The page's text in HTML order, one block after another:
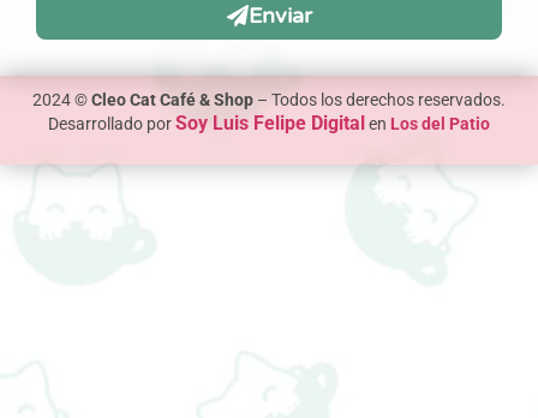
Enviar
2024 ©Cleo Cat Café & Shop – Todos los derechos reservados.
Desarrollado porSoy Luis Felipe Digitalen Los del Patio